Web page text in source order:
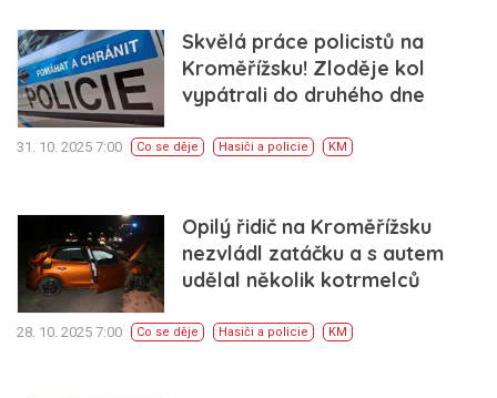
Skvělá práce policistů na
Kroměřížsku! Zloděje kol
vypátrali do druhého dne
31. 10. 2025 7:00 Co se děje Hasiči a policie KM
Opilý řidič na Kroměřížsku
nezvládl zatáčku a s autem
udělal několik kotrmelců
28. 10. 2025 7:00 Co se děje Hasiči a policie KM